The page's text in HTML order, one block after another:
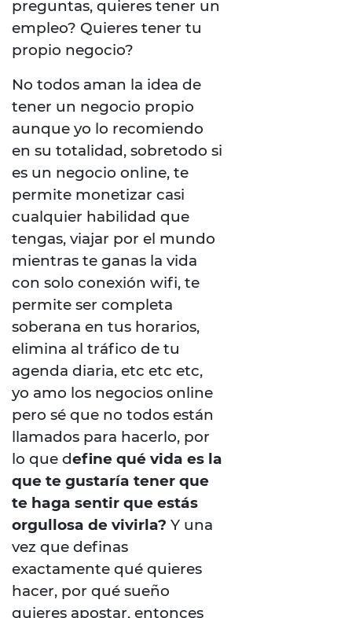
preguntas, quieres tener un
empleo? Quieres tener tu
propio negocio?
No todos aman la idea de
tener un negocio propio
aunque yo lo recomiendo
en su totalidad, sobretodo si
es un negocio online, te
permite monetizar casi
cualquier habilidad que
tengas, viajar por el mundo
mientras te ganas la vida
con solo conexión wifi, te
permite ser completa
soberana en tus horarios,
elimina al tráfico de tu
agenda diaria, etc etc etc,
yo amo los negocios online
pero sé que no todos están
llamados para hacerlo, por
lo que define qué vida es la
que te gustaría tener que
te haga sentir que estás
orgullosa de vivirla? Y una
vez que definas
exactamente qué quieres
hacer, por qué sueño
quieres apostar, entonces